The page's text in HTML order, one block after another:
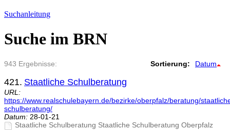
Suchanleitung
Suche im BRN
943 Ergebnisse: Sortierung: Datum
421. Staatliche Schulberatung
URL:
https://www.realschulebayern.de/bezirke/oberpfalz/beratung/
schulberatung/
Datum: 28-01-21
Staatliche Schulberatung Staatliche Schulberatung Oberpfalz